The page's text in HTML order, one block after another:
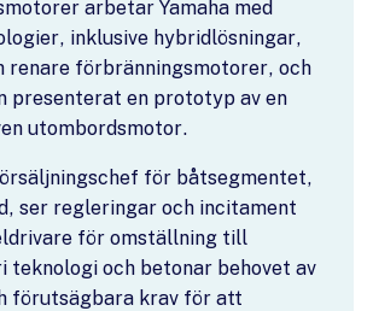
arbetar Yamaha med
inklusive hybridlösningar,
renare förbränningsmotorer, och
presenterat en prototyp av en
utombordsmotor.
för båtsegmentet,
ser regleringar och incitament
för omställning till
teknologi och betonar behovet av
förutsägbara krav för att